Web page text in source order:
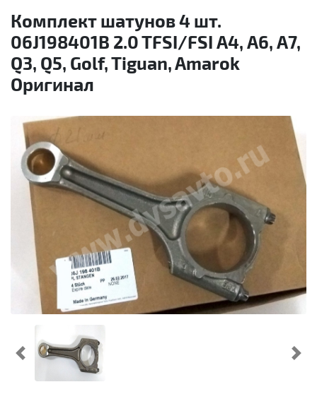
Комплект шатунов 4 шт.
06J198401B 2.0 TFSI/FSI А4, А6, А7,
Q3, Q5, Golf, Tiguan, Amarok
Оригинал
Предыдущий